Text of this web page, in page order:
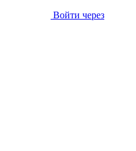
Войти через